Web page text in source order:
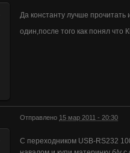
Да константу лучше прочитать
один,после того как понял что
Отправлено 15 мар 2011 - 20:30
С переходником USB-RS232